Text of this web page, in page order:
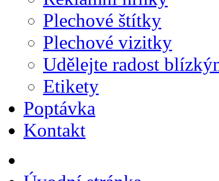
Plechové štítky
Plechové vizitky
Udělejte radost
Etikety
Poptávka
Kontakt